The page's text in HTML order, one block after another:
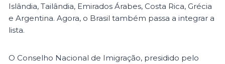
Islândia, Tailândia, Emirados Árabes, Costa Rica, Grécia
e Argentina. Agora, o Brasil também passa a integrar a
lista.
O Conselho Nacional de Imigração, presidido pelo